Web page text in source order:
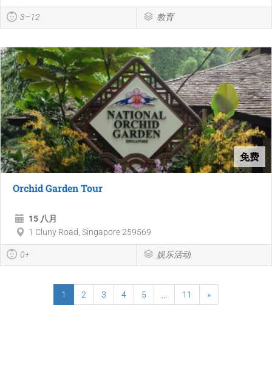
3–12 教育
免费
Orchid Garden Tour
15 八月
1 Cluny Road, Singapore 259569
0+ 娱乐活动
1 2 3 4 5 ... 11 »